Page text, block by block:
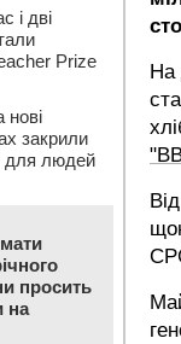
На
і дві
Prize
нові
закрили
для людей
просить
на